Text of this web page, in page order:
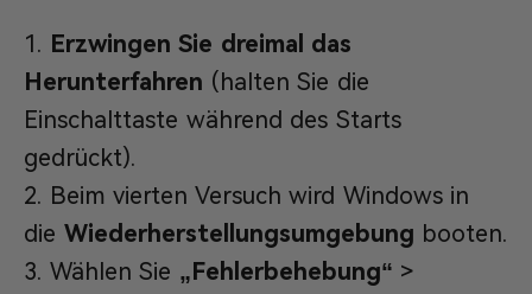
Erzwingen Sie dreimal das
Herunterfahren (halten Sie die
Einschalttaste während des Starts
gedrückt).
Beim vierten Versuch wird Windows in
die Wiederherstellungsumgebung booten.
Wählen Sie „Fehlerbehebung“ >